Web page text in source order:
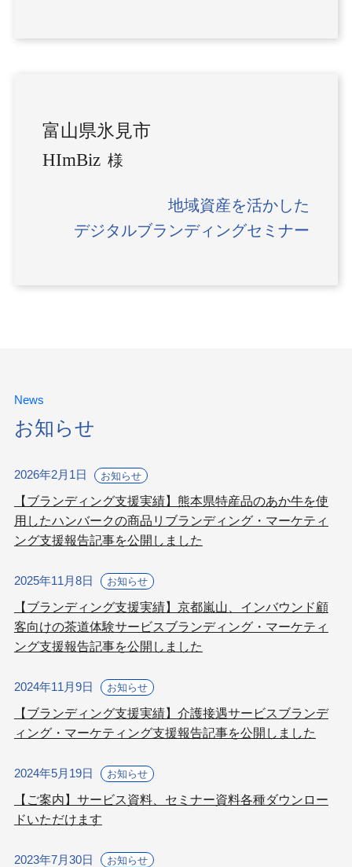
富山県氷見市
HImBiz 様
地域資産を活かした
デジタルブランディングセミナー
News
お知らせ
2026年2月1日 お知らせ
【ブランディング支援実績】熊本県特産品のあか牛を使
用したハンバークの商品リブランディング・マーケティ
ング支援報告記事を公開しました
2025年11月8日 お知らせ
【ブランディング支援実績】京都嵐山、インバウンド顧
客向けの茶道体験サービスブランディング・マーケティ
ング支援報告記事を公開しました
2024年11月9日 お知らせ
【ブランディング支援実績】介護接遇サービスブランデ
ィング・マーケティング支援報告記事を公開しました
2024年5月19日 お知らせ
【ご案内】サービス資料、セミナー資料各種ダウンロー
ドいただけます
2023年7月30日 お知らせ